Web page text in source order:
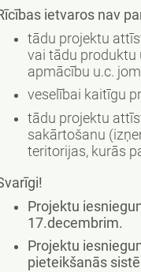
ietvaros nav
tādu projektu
vai tādu produktu
apmācību u.c.
veselībai kaitīgu
tādu projektu
sakārtošanu
teritorijas, kurās
Projektu
17.decembrim.
Projektu
pieteikšanās